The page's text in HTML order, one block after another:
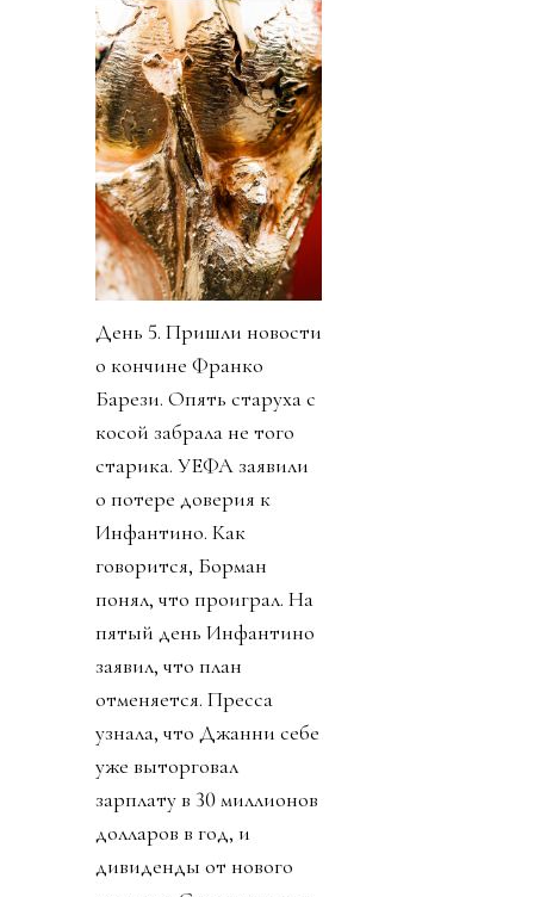
День 5. Пришли новости
о кончине Франко
Барези. Опять старуха с
косой забрала не того
старика. УЕФА заявили
о потере доверия к
Инфантино. Как
говорится, Борман
понял, что проиграл. На
пятый день Инфантино
заявил, что план
отменяется. Пресса
узнала, что Джанни себе
уже выторговал
зарплату в 30 миллионов
долларов в год, и
дивиденды от нового